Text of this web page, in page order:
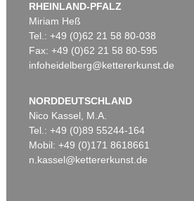
RHEINLAND-PFALZ
Miriam Heß
Tel.: +49 (0)62 21 58 80-038
Fax: +49 (0)62 21 58 80-595
infoheidelberg@kettererkunst.de
NORDDEUTSCHLAND
Nico Kassel, M.A.
Tel.: +49 (0)89 55244-164
Mobil: +49 (0)171 8618661
n.kassel@kettererkunst.de